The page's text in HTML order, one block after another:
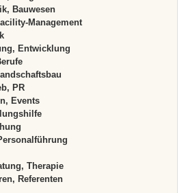
Bauwesen
Management
Entwicklung
PR
Events
Therapie
Referenten